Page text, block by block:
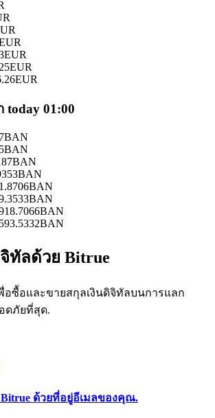
ข้อมูลขนาดใหญ่ รวมถึงข้อมูลการค้า ฯลฯ
EUR
EUR
EUR
today 01:00
BAN
BAN
BAN
BAN
BAN
BAN
BAN
BAN
ทัลด้วย Bitrue
อซื้อและขายสกุลเงินดิจิทัลบนการแลก
ดภัยที่สุด.
ด้วยที่อยู่อีเมลของคุณ.